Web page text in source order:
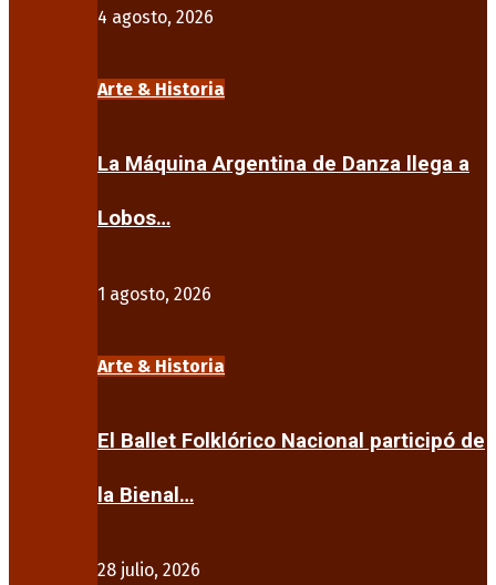
4 agosto, 2026
Arte & Historia
La Máquina Argentina de Danza llega a
Lobos…
1 agosto, 2026
Arte & Historia
El Ballet Folklórico Nacional participó de
la Bienal…
28 julio, 2026